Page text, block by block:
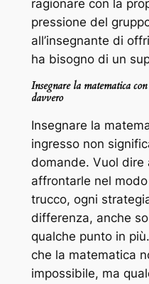
ragionare con la
pressione del
all’insegnante di
ha bisogno di un
Insegnare la matematica
davvero
Insegnare la
ingresso non
domande. Vuol dire
affrontarle nel
trucco, ogni
differenza, anche
qualche punto in
che la matematica
impossibile, ma